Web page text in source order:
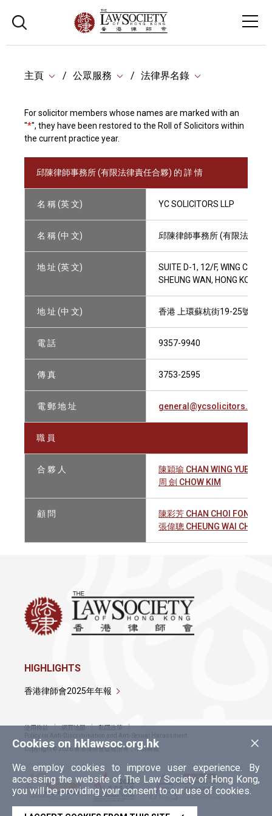
主頁 公眾服務 法律界名錄
For solicitor members whose names are marked with an
"*", they have been restored to the Roll of Solicitors within
the current practice year.
邱陳律師事務所 (有限法律責任合夥) 的 詳 情
名 稱 (英 文) YC SOLICITORS LLP
名 稱 (中 文) 邱陳律師事務所 (有限法律責
地 址 (英 文)
SUITE D-1, 12/F, WING
SHEUNG WAN, HONG KONG
地 址 (中 文) 香港 上環蘇杭街19-25號 永
電 話 9357-9940
傳 真 3753-2595
電 郵 地 址 general@ycsolicitors.com
職 員
合 夥 人
陳穎瑜 CHAN WING YUE
周 劍 CHOW KIM
顧 問
陳彩芳 CHAN CHOI FONG
張偉聰 CHEUNG WAI CHUNG
×
Cookies on hklawsoc.org.hk
We employ cookies to improve user experience. By
accessing the website of The Law Society of Hong Kong,
you will be providing your consent to our use of cookies.
HIGHLIGHTS
香港律師會2025年年報
使用條款 網頁地圖
私隱政策
Policy on Anti-Discrimination and Anti-Sexual Harassment
Copyright © 2026 香港律師會版權所有，不得轉載